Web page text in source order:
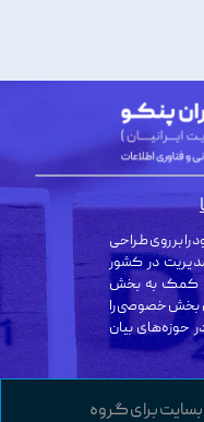
برای گروه
را بر روی طراحی
در کشور
کمک به بخش
بخش خصوصی را
حوزه‌های بیان